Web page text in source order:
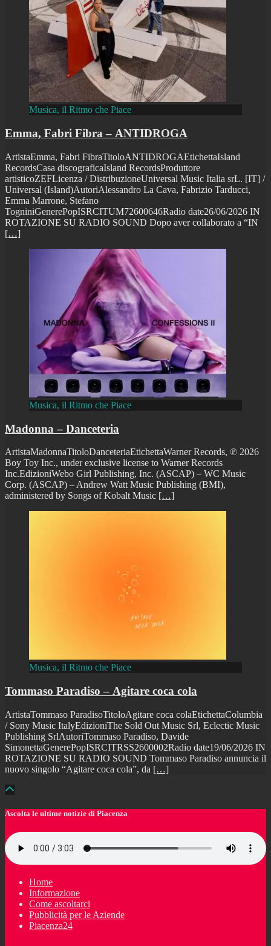
Musica, il Ritmo che Piace
Emma, Fabri Fibra – ANTIDROGA
ArtistaEmma, Fabri FibraTitoloANTIDROGAEtichettaIsland
RecordsCasa discograficaIsland RecordsProduttore
artisticoZEFLicenza / DistribuzioneUniversal Music Italia srL. [IT] /
Universal (Island)AutoriAlessandro La Cava, Fabrizio Tarducci,
Emma Marrone, Stefano
TogniniGenerePopISRCITUM72600646Radio date26/06/2026 IN
ROTAZIONE SU RADIO SOUND Dopo aver collaborato a “IN
[…]
Musica, il Ritmo che Piace
Madonna – Danceteria
ArtistaMadonnaTitoloDanceteriaEtichettaWarner Records, ℗ 2026
Boy Toy Inc., under exclusive license to Warner Records
Inc.EdizioniWebo Girl Publishing, Inc. (ASCAP) – WC Music
Corp. (ASCAP) – Andrew Watt Music Publishing (BMI),
administered by Songs of Kobalt Music […]
Musica, il Ritmo che Piace
Tommaso Paradiso – Agitare coca cola
ArtistaTommaso ParadisoTitoloAgitare coca colaEtichettaColumbia
/ Sony Music ItalyEdizioniThe Sold Out Music Srl, Eclectic Music
Publishing SrlAutoriTommaso Paradiso, Davide
SimonettaGenerePopISRCITRSS2600002Radio date19/06/2026 IN
ROTAZIONE SU RADIO SOUND Tommaso Paradiso annuncia il
nuovo singolo “Agitare coca cola”, da […]
Ascolta le ultime notizie di Piacenza
Home
Informazione
Come ascoltarci
Pubblicità per le Aziende
Piacenza24